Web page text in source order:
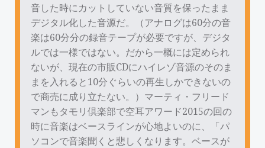
音した時にカットしていない音質を保ったまま
デジタル化した音源だ。（アナログは60分の音
楽は60分分の録音テープが必要ですが、デジタ
ルでは一様ではない。だから一概には定められ
ないが、現在の市販CDにハイレゾ音源のそのま
まを入れると10分ぐらいの再生しかできないの
で商売に成り立たない。）マーティ・フリード
マンもタモリ倶楽部で空耳アワード2015の回の
時に音楽はベースラインが心地よいのに、「パ
ソコンで音楽聞くと悲しくなります。ベースが